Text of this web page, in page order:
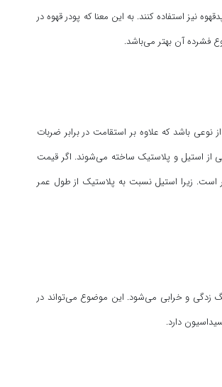
نیز استفاده کنند. به این معنا که پودر قهوه در
فشرده آن بهتر می‌باشد.
باشد که علاوه بر استقامت در برابر ضربات
از استیل و پلاستیک ساخته می‌شوند. اگر قیمت
است. زیرا استیل نسبت به پلاستیک از طول عمر
زدگی و خرابی می‌شود. این موضوع می‌تواند در
دارد.